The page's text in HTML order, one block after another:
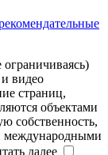
видео
страниц,
объектами
собственность,
международными
далее